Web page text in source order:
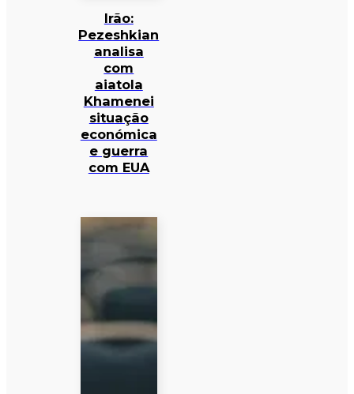
Irão:
Pezeshkian
analisa
com
aiatola
Khamenei
situação
económica
e guerra
com EUA